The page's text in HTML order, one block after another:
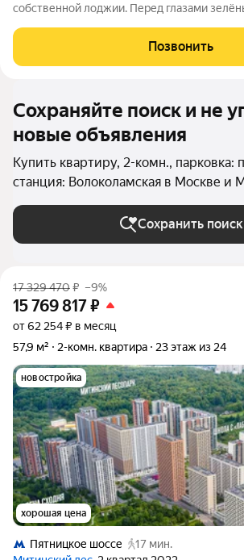
собственной лоджии. Перед глазами зелёный двор и река
прогулочная набережная. ДОМ СДАН.
Квартира уже принята с независимым
Позвонить
Сохраняйте поиск и не
новые объявления
Купить квартиру, 2-комн.,
станция: Волоколамская в Москве и
Сохранить поиск
17 329 470₽ –9%
15 769 817₽
от 62 254 ₽ в месяц
57,9 м²
2-комн. квартира 23 этаж из 24
новостройка
хорошая цена
Пятницкое шоссе
17 мин.